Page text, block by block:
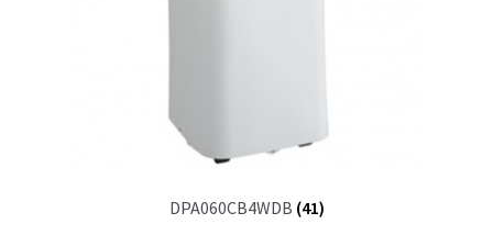
DPA060CB4WDB (41)